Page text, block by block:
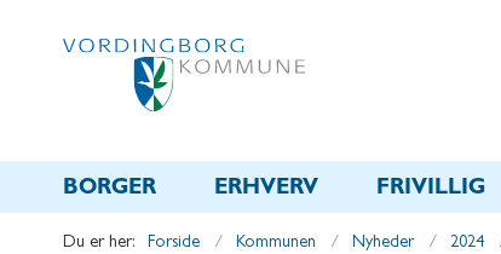
BORGER ERHVERV FRIVILLIG
Du er her: Forside Kommunen Nyheder 2024